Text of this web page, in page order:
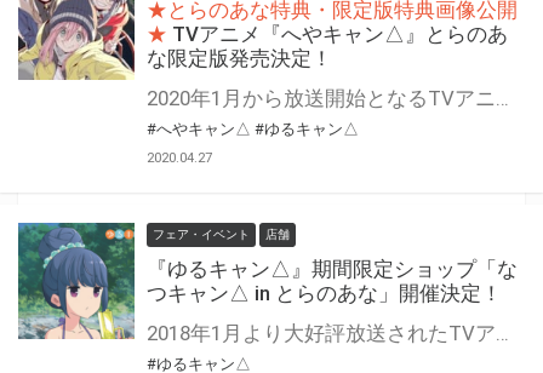
★とらのあな特典・限定版特典画像公開
★ TVアニメ『へやキャン△』とらのあ
な限定版発売決定！
2020年1月から放送開始となるTVアニメ『へやキャン△』のBlu-ray＆DVDが発売決定！ とらのあなでは、Blu-ray/DVDの『とらのあな限定版』を発売致します！！ 気になるとらのあな限定版の特典は…【アクリルフィギュア】！！！ さらに、とらのあな限定版だけでなく、 とらのあなオリジナル特典として、アニメ描き下ろし「B2タペストリー(リン・恵那)」も実施！ 是非とも、とらのあな対象店舗でご予約・ご購入をお待ちしております♪♪
#へやキャン△ #ゆるキャン△
2020.04.27
フェア・イベント 店舗
『ゆるキャン△』期間限定ショップ「な
つキャン△ in とらのあな」開催決定！
2018年1月より大好評放送されたTVアニメ「ゆるキャン△」 アニメでは見られない夏のキャンプをテーマにした 水着姿の描き下ろしグッズが登場！ 発売を記念して、 とらのあなでは「なつキャン△」を開催いたします。 河原で夏を満喫するなでしこ達の 可愛いイラストを等身大パネルに！ 更にイベント会場限定の購入フェアも実施いたします♪ あわせてとらのあな限定グッズも先行販売！ アニメが終わっても盛り上がり続けるゆるキャン△を 是非お楽しみください♪
#ゆるキャン△